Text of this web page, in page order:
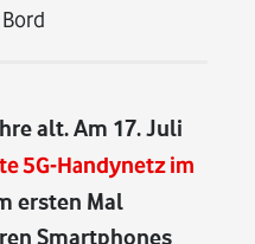
alt. Am 17. Juli
5G-Handynetz im
ersten Mal
Smartphones